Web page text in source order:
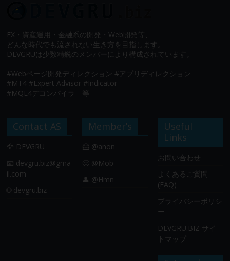
FX・資産運用・金融系の開発・Web開発等、
どんな時代でも流されない生き方を目指します。
DEVGRUは少数精鋭のメンバーにより構成されています。
#Webページ開発ディレクション #アプリディレクション
#MT4 #Expert Advisor #Indicator
#MQL4デコンパイラ 等
Contact AS
🦅 DEVGRU
📧 devgru.biz@gma
il.com
🌐 devgru.biz
Member’s
🦸 @anon
🙂 @Mob
👤 @Hmn_
Useful
Links
お問い合わせ
よくあるご質問
(FAQ)
プライバシーポリシ
ー
DEVGRU.BIZ サイ
トマップ